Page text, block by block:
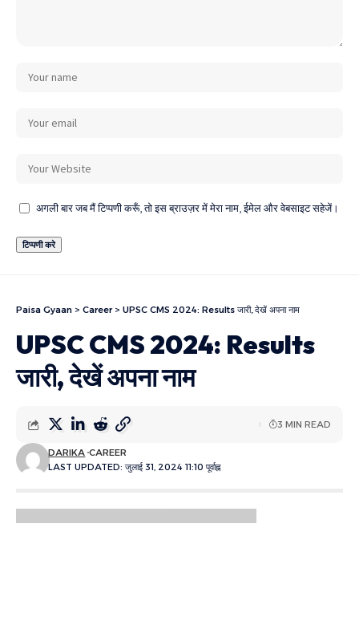
अगली बार जब मैं टिप्पणी करूँ, तो इस ब्राउज़र में मेरा नाम, ईमेल और वेबसाइट सहेजें।
Paisa Gyaan > Career> UPSC CMS 2024: Results जारी, देखें अपना नाम
UPSC CMS 2024: Results
जारी, देखें अपना नाम
LAST UPDATED: जुलाई 31, 2024 11:10 पूर्वाह्न
DARIKA CAREER
3 MIN READ